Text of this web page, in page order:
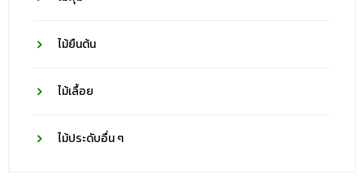
ไม้ยืนต้น
ไม้เลื้อย
ไม้ประดับอื่น ๆ